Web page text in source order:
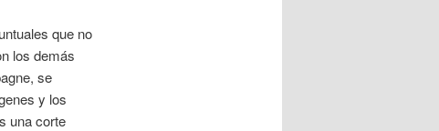
que no
los demás
se
y los
una corte